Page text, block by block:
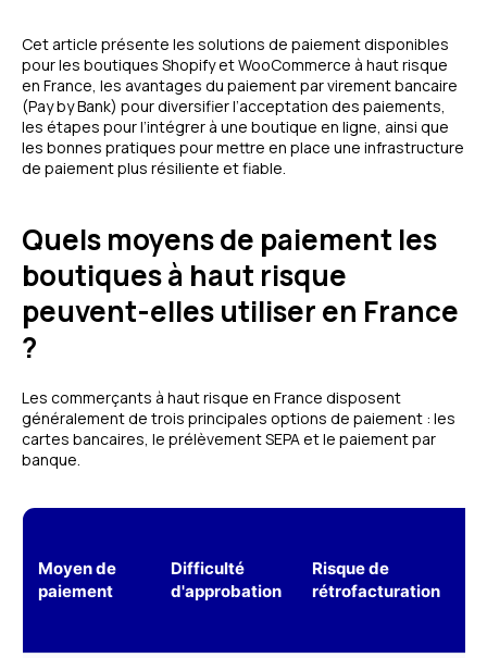
Cet article présente les solutions de paiement disponibles
pour les boutiques Shopify et WooCommerce à haut risque
en France, les avantages du paiement par virement bancaire
(Pay by Bank) pour diversifier l’acceptation des paiements,
les étapes pour l’intégrer à une boutique en ligne, ainsi que
les bonnes pratiques pour mettre en place une infrastructure
de paiement plus résiliente et fiable.
Quels moyens de paiement les
boutiques à haut risque
peuvent-elles utiliser en France
?
Les commerçants à haut risque en France disposent
généralement de trois principales options de paiement : les
cartes bancaires, le prélèvement SEPA et le paiement par
banque.
Moyen de
paiement
Difficulté
d'approbation
Risque de
rétrofacturation